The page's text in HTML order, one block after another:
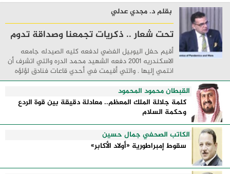
بقلم د. مجدي عدلي
تحت شعار .. ذكريات تجمعنا وصداقة تدوم
أقيم حفل اليوبيل الفضي لدفعه كليه الصيدله جامعه
الاسكندريه 2001 دفعه الشهيد محمد الدره والتي اتشرف أن
انتمي إليها . والتي أقيمت في أحدي قاعات فنادق لؤلؤه
البحر الأبيض المتوسط مدينه السحر والجمال ...
القبطان محمود المحمود
كلمة جلالة الملك المعظم.. معادلة دقيقة بين قوة الردع
وحكمة السلام
الكاتب الصحفي جمال حسين
سقوط إمبراطورية «أولاد الأكابر»